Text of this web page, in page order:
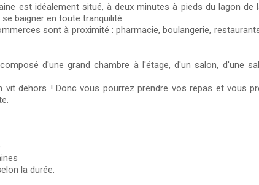
est idéalement situé, à deux minutes à pieds du lagon
baigner en toute tranquilité.
sont à proximité : pharmacie, boulangerie,
d'une grand chambre à l'étage, d'un salon, d'une
vit dehors ! Donc vous pourrez prendre vos repas et vous
la durée.